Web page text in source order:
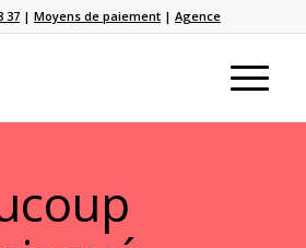
37| Moyens de paiement| Agence